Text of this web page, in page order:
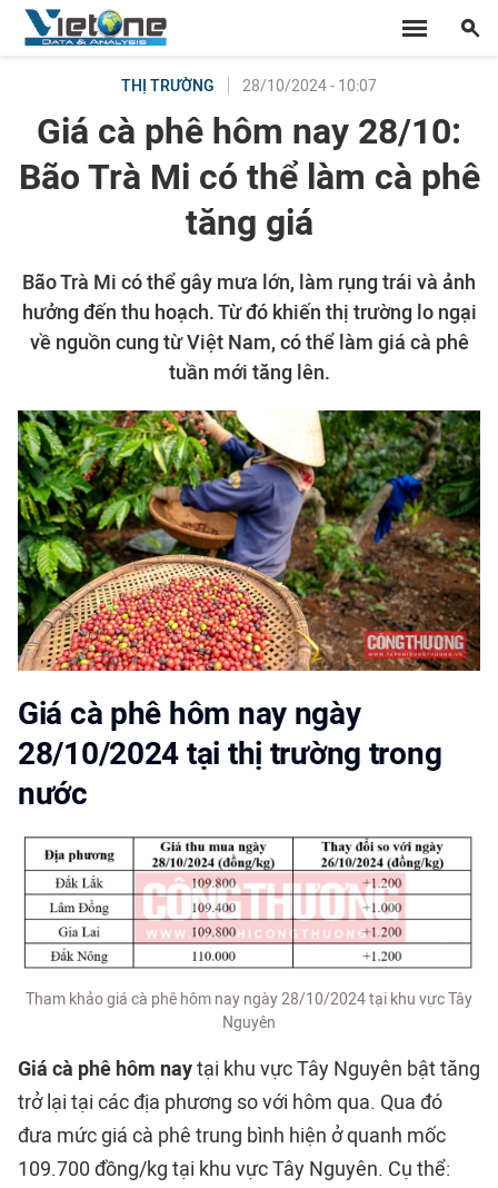
THỊ TRƯỜNG 28/10/2024 - 10:07
Giá cà phê hôm nay 28/10:
Bão Trà Mi có thể làm cà phê
tăng giá
Bão Trà Mi có thể gây mưa lớn, làm rụng trái và ảnh
hưởng đến thu hoạch. Từ đó khiến thị trường lo ngại
về nguồn cung từ Việt Nam, có thể làm giá cà phê
tuần mới tăng lên.
Giá cà phê hôm nay ngày
28/10/2024 tại thị trường trong
nước
Tham khảo giá cà phê hôm nay ngày 28/10/2024 tại khu vực Tây
Nguyên
Giá cà phê hôm naytại khu vực Tây Nguyên bật tăng
trở lại tại các địa phương so với hôm qua. Qua đó
đưa mức giá cà phê trung bình hiện ở quanh mốc
109.700 đồng/kg tại khu vực Tây Nguyên. Cụ thể: